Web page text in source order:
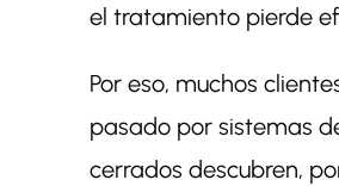
el tratamiento pierde
Por eso, muchos
pasado por sistemas
cerrados descubren,